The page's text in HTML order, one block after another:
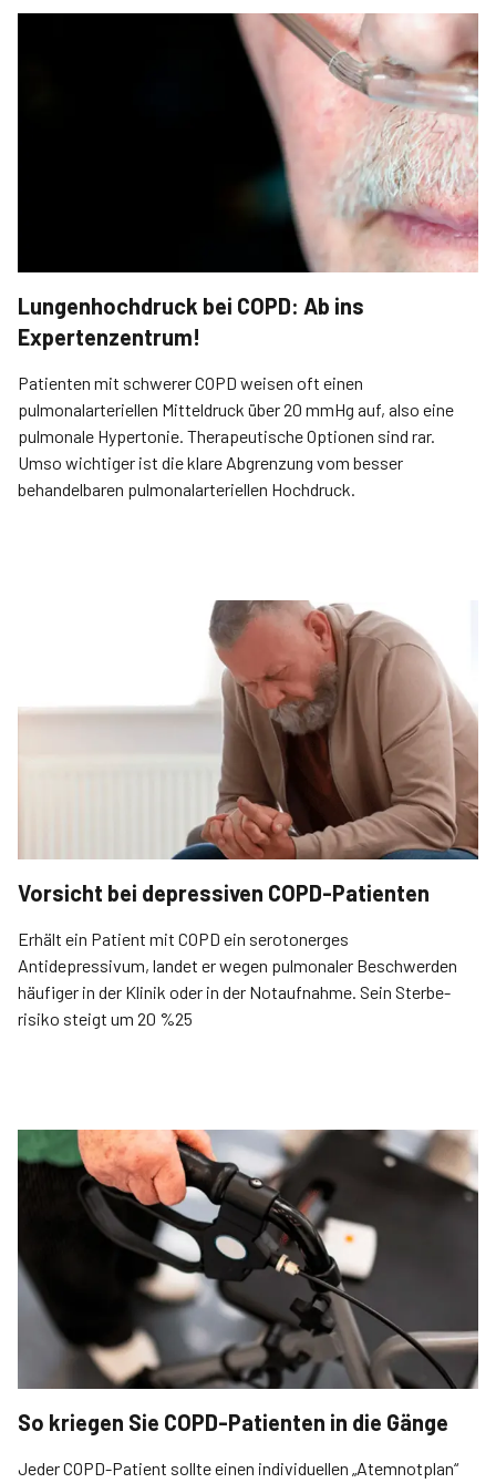
Lungenhochdruck bei COPD: Ab ins
Expertenzentrum!
Patienten mit schwerer COPD weisen oft einen
pulmonalarteriellen Mitteldruck über 20 mmHg auf, also eine
pulmonale Hypertonie. Therapeutische Optionen sind rar.
Umso wichtiger ist die klare Abgrenzung vom besser
behandelbaren pulmonalarteriellen Hochdruck.
Vorsicht bei depressiven COPD-Patienten
Erhält ein Patient mit COPD ein serotonerges
Antidepressivum, landet er wegen pulmonaler Beschwerden
häufiger in der Klinik oder in der Notaufnahme. Sein Sterbe­
risiko steigt um 20 %25
So kriegen Sie COPD-Patienten in die Gänge
Jeder COPD-Patient sollte einen individuellen „Atemnotplan“